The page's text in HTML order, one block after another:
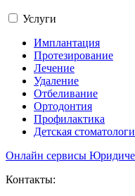
Услуги
Имплантация
Протезирование
Лечение
Удаление
Отбеливание
Ортодонтия
Профилактика
Детская
Онлайн сервисы
Контакты: